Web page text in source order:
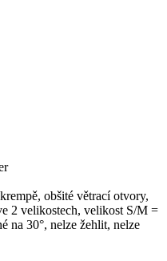
obšité větrací otvory,
2 velikostech, velikost S/M =
na 30°, nelze žehlit, nelze